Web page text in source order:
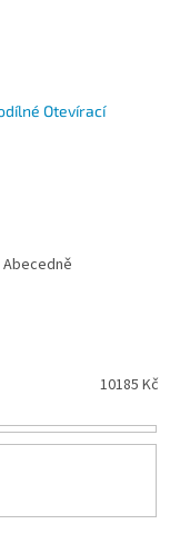
Otevírací
Abecedně
10185 Kč